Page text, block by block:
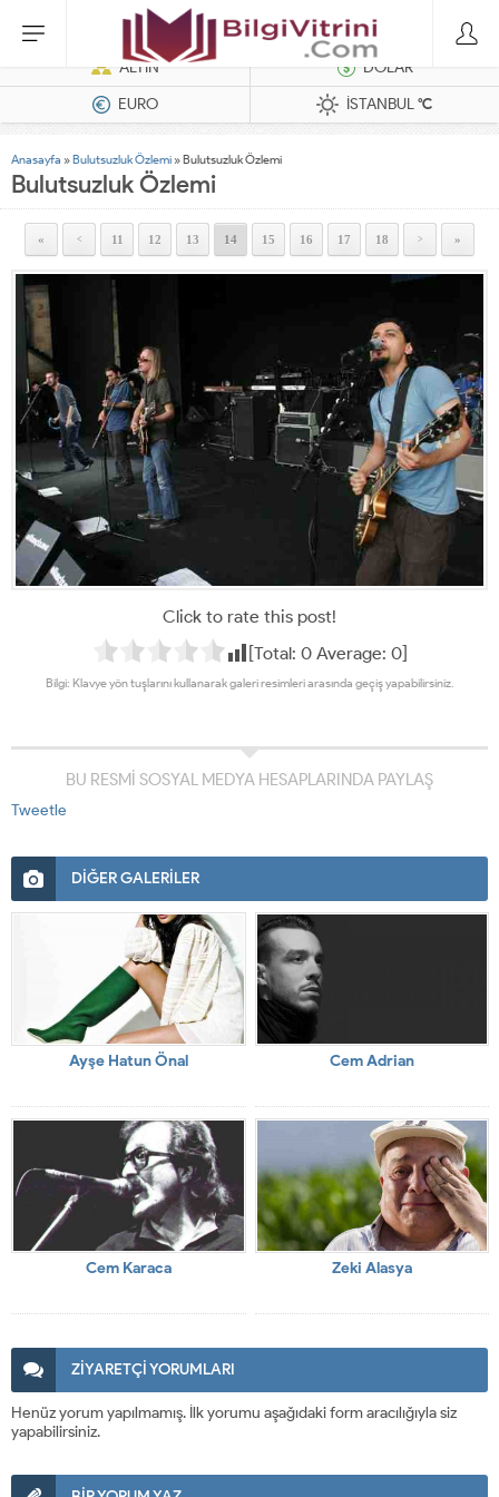
Hatasız Operasyonlar İçin Barkod Yazıcı ve Otomasyon Sistemleri
ALTIN
DOLAR
EURO
İSTANBUL°C
Anasayfa »Bulutsuzluk Özlemi »Bulutsuzluk Özlemi
Bulutsuzluk Özlemi
« < 11 12 13 14 15 16 17 18 > »
Click to rate this post!
[Total: 0Average: 0]
Bilgi: Klavye yön tuşlarını kullanarak galeri resimleri arasında geçiş yapabilirsiniz.
BU RESMİ SOSYAL MEDYA HESAPLARINDA PAYLAŞ
Tweetle
DİĞER GALERİLER
Ayşe Hatun Önal Cem Adrian
Cem Karaca Zeki Alasya
ZİYARETÇİ YORUMLARI
Henüz yorum yapılmamış. İlk yorumu aşağıdaki form aracılığıyla siz
yapabilirsiniz.